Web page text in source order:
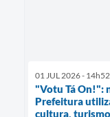
01 JUL 2026 - 14h52
"Votu Tá On!":
Prefeitura
cultura,